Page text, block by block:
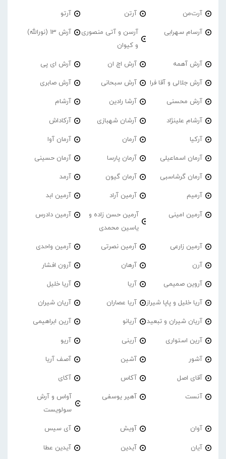
آرت‌من آرتن آرتو
آرسام سهرابی
آرسن و آتی منصوری
و کیوان
آرش 13 (نورالله)
آرش آهمه آرش اچ ان آرش ای پی
آرش جلالی و آقا فرا آرش سبحانی آرش صابری
آرش محسنی آرشا رادین آرشام
آرشام علینژاد آرشان شهبازی آرکاداش
آرکیا آرمان آرمان آوا
آرمان اسماعیلی آرمان پارسا آرمان حسینی
آرمان گرشاسبی آرمان گیون آرمد
آرمیم آرمین آراد آرمین ابد
آرمین امینی
آرمین حسن زاده و
یاسین محمدی
آرمین دادرس
آرمین زارعی آرمین نصرتی آرمین واحدی
آرن آرهان آرون افشار
آروین صمیمی آریا آریا خلیل
آریا خلیل و پاپا شیراز آریا عصاران آریان شیران
آریان شیران و تبعید آریانو آرین ابراهیمی
آرین استواری آرینی آریو
آشور آشین آصف آریا
آقای اصل آکاس آکای
آنست آهیر یوسفی
آواس و آرش
سولویست
آوان آویش آی سیس
آیان آیدین آیدین عطا